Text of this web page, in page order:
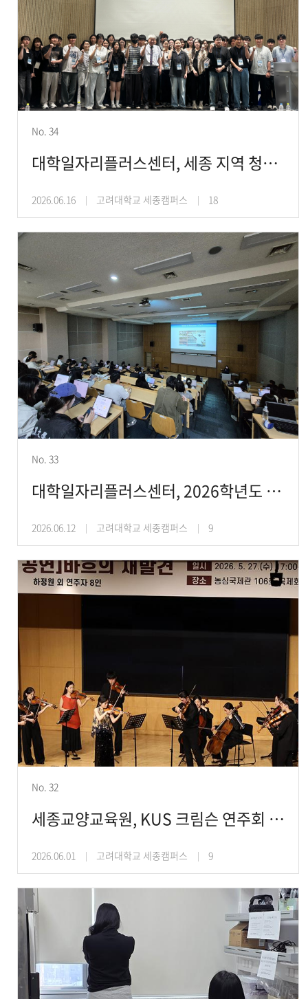
No. 34
대학일자리플러스센터, 세종 지역 청년 대상 ‘우수기업 탐방 프로그램’ 운영
2026.06.16 고려대학교 세종캠퍼스 18
No. 33
대학일자리플러스센터, 2026학년도 1학기 해외취업 프로그램 운영
2026.06.12 고려대학교 세종캠퍼스 9
No. 32
세종교양교육원, KUS 크림슨 연주회 ‘바흐의 재발견’ 개최
2026.06.01 고려대학교 세종캠퍼스 9